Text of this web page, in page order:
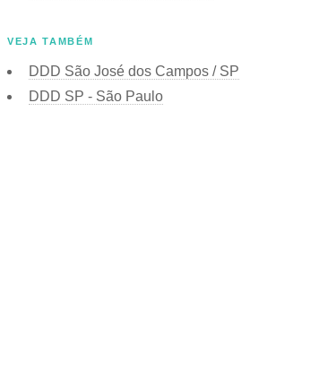
VEJA TAMBÉM
DDD São José dos Campos / SP
DDD SP - São Paulo